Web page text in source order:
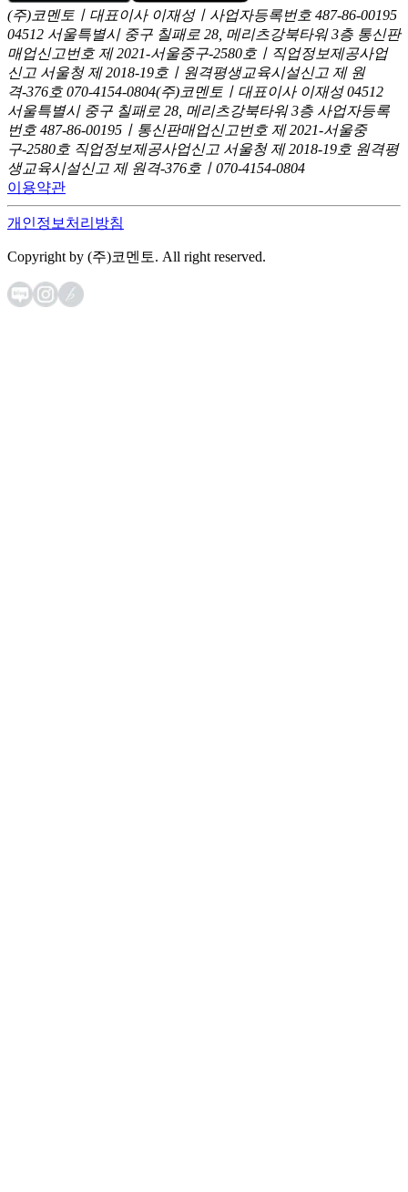
(주)코멘토ㅣ대표이사 이재성ㅣ사업자등록번호 487-86-00195
04512 서울특별시 중구 칠패로 28, 메리츠강북타워 3층 통신판
매업신고번호 제 2021-서울중구-2580호ㅣ직업정보제공사업
신고 서울청 제 2018-19호ㅣ원격평생교육시설신고 제 원
격-376호 070-4154-0804(주)코멘토ㅣ대표이사 이재성 04512
서울특별시 중구 칠패로 28, 메리츠강북타워 3층 사업자등록
번호 487-86-00195ㅣ통신판매업신고번호 제 2021-서울중
구-2580호 직업정보제공사업신고 서울청 제 2018-19호 원격평
생교육시설신고 제 원격-376호ㅣ070-4154-0804
이용약관
개인정보처리방침
Copyright by (주)코멘토. All right reserved.